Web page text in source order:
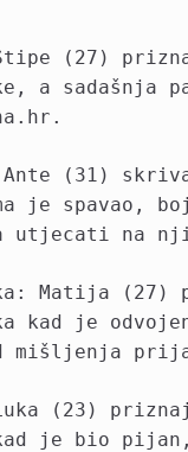
(27)
a sadašnja
(31)
je spavao,
utjecati na
Matija (27)
kad je
mišljenja
(23)
kad je bio